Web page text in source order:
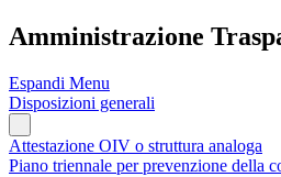
Amministrazione
Espandi Menu
Disposizioni generali
Attestazione OIV o struttura analoga
Piano triennale per prevenzione della